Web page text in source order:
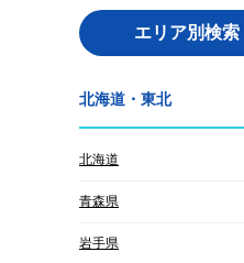
エリア別検索
北海道・東北
北海道
青森県
岩手県